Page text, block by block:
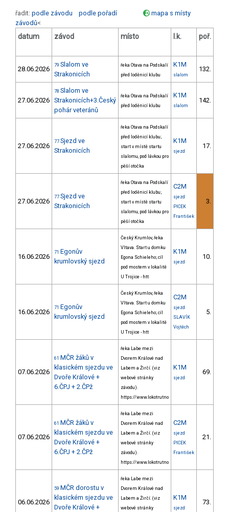
řadit: podle závodu podle pořadí
mapa s místy
závodů<
datum závod místo l.k. poř.
28.06.2026 79 Slalom ve
Strakonicích
řeka Otava na Podskalí
před loděnicí klubu
K1M
slalom
132.
27.06.2026
78 Slalom ve
Strakonicích+3.Český
pohár veteránů
řeka Otava na Podskalí
před loděnicí klubu
K1M
slalom
142.
27.06.2026
77 Sjezd ve
Strakonicích
řeka Otava na Podskalí
před loděnicí klubu;
start v místě startu
slalomu, pod lávkou pro
pěší otočka
K1M
sjezd
17.
27.06.2026
77 Sjezd ve
Strakonicích
řeka Otava na Podskalí
před loděnicí klubu;
start v místě startu
slalomu, pod lávkou pro
pěší otočka
C2M
sjezd
PICEK
František
3.
16.06.2026
71 Egonův
krumlovský sjezd
Český Krumlov, řeka
Vltava. Start u domku
Egona Schieleho; cíl
pod mostem v lokalitě
U Trojice - htt
K1M
sjezd
10.
16.06.2026
71 Egonův
krumlovský sjezd
Český Krumlov, řeka
Vltava. Start u domku
Egona Schieleho; cíl
pod mostem v lokalitě
U Trojice - htt
C2M
sjezd
SLAVÍK
Vojtěch
5.
07.06.2026
61 MČR žáků v
klasickém sjezdu ve
Dvoře Králové +
6.ČPJ + 2.ČPž
řeka Labe mezi
Dvorem Králové nad
Labem a Žirčí. (viz
webové stránky
závodu).
https://www.lokotrutno
K1M
sjezd
69.
07.06.2026
61 MČR žáků v
klasickém sjezdu ve
Dvoře Králové +
6.ČPJ + 2.ČPž
řeka Labe mezi
Dvorem Králové nad
Labem a Žirčí. (viz
webové stránky
závodu).
https://www.lokotrutno
C2M
sjezd
PICEK
František
21.
06.06.2026
59 MČR dorostu v
klasickém sjezdu ve
Dvoře Králové +
řeka Labe mezi
Dvorem Králové nad
Labem a Žirčí. (viz
webové stránky
K1M
sjezd
73.